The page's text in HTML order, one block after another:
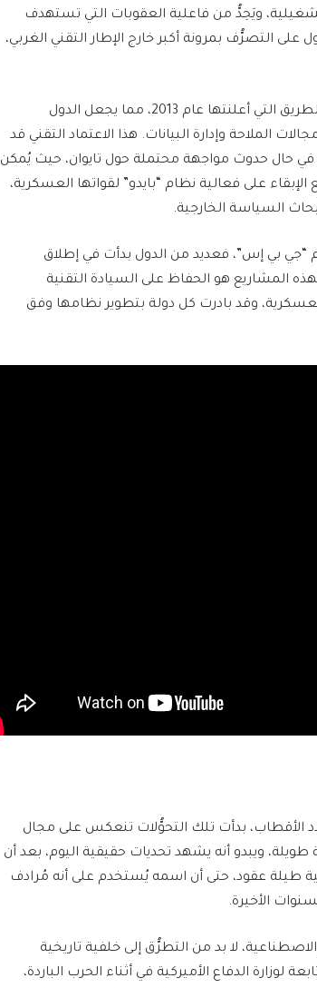
ويَحِدُّ من فاعلية العقوبات التي تستهدف
على التصرُّف بمرونة أكبر خارج الإطار التقني الغربي،
وتدمج الصين نظام “بايدو” ضمن مشاريع مبادرة الحزام والطريق التي أعلنتها عام 2013، مما يجعل الدول
الملاحة وإدارة البيانات. هذا الاعتماد التقني قد
في حال حدوث مواجهة محتملة حول تايوان، حيث يُمكن
على فعالية نظام “بايدو” لقواتها العسكرية،
السياسة الخارجية.
“جي بي إس”، فعديد من الدول بدأت في إطلاق
المشاريع هو الحفاظ على السيادة التقنية
وقد بادرت كل دولة بتطوير نظامها وفق
بدأت تلك التحوُّلات تنعكس على مجال
طويلة، ويبدو أنه يشهد تحديات حقيقية اليوم، بعد أن
طيلة عقود، حتى أن اسمه يُستخدم على أنه مُرادف
الأخيرة.
لا بد من التطرُّق إلى خلفية تاريخية
الدفاع الأميركية في أثناء الحرب الباردة،